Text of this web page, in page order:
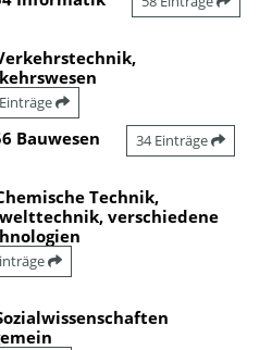
Bauwesen 34 Einträge
Technik,
verschiedene